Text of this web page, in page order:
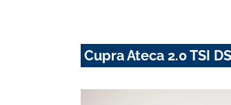
Cupra Ateca 2.0 TSI